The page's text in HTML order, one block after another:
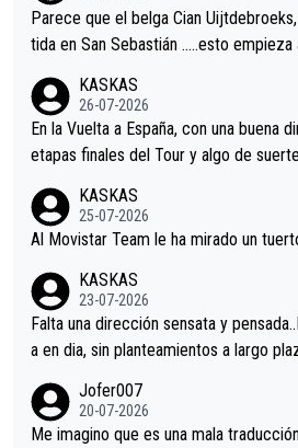
astian.Si en la Vuelta a Burgos sigue
er alguna sorpresa en la Vuelta.Ojalá.
Parece que el belga Cian
tida en San Sebastián …..esto empieza
KASKAS
26-07-2026
En la Vuelta a España, con una buena
etapas finales del Tour y algo de
KASKAS
25-07-2026
Al Movistar Team le ha mirado un
KASKAS
23-07-2026
Falta una dirección sensata y
a en dia, sin planteamientos a largo
Minguez, Velez etc etc.Me da pena
tristes sin victorias.
Jofer007
20-07-2026
Me imagino que es una mala